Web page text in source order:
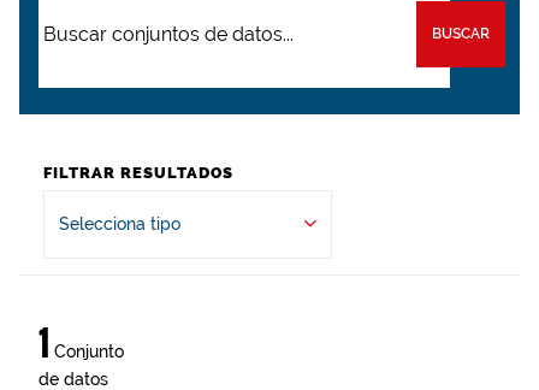
BUSCAR
FILTRAR RESULTADOS
Selecciona tipo
1 Conjunto
de datos